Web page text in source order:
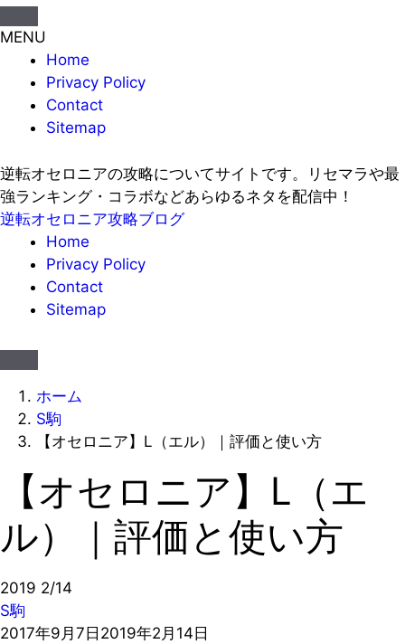
MENU
Home
Privacy Policy
Contact
Sitemap
逆転オセロニアの攻略についてサイトです。リセマラや最
強ランキング・コラボなどあらゆるネタを配信中！
逆転オセロニア攻略ブログ
Home
Privacy Policy
Contact
Sitemap
ホーム
S駒
【オセロニア】L（エル）｜評価と使い方
【オセロニア】L（エ
ル）｜評価と使い方
2019 2/14
S駒
2017年9月7日 2019年2月14日